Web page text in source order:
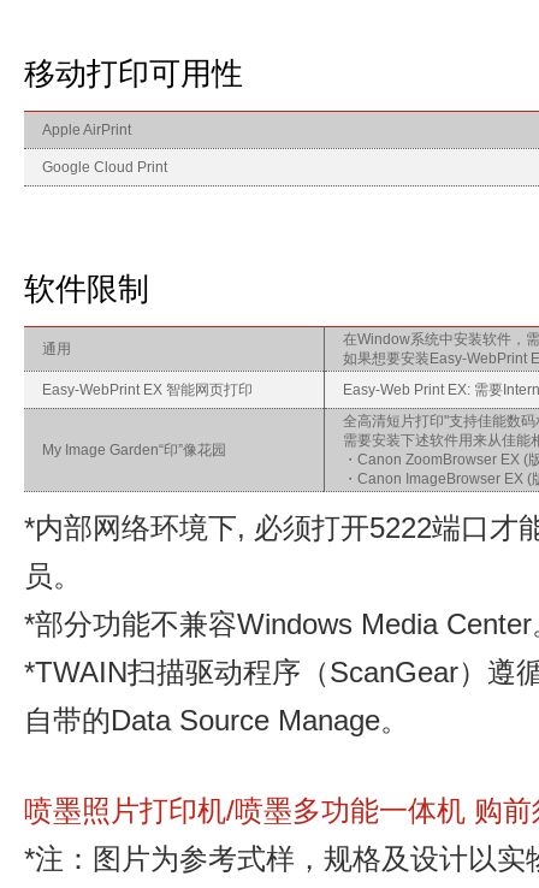
移动打印可用性
Apple AirPrint
Google Cloud Print
软件限制
通用
在Window系统中安装软件，
如果想要安装Easy-WebPrint
Easy-WebPrint EX 智能网页打印
Easy-Web Print EX: 需要
My Image Garden“印”像花园
全高清短片打印"支持佳能数
需要安装下述软件用来从佳能
・Canon ZoomBrowser EX (
・Canon ImageBrowser EX
*内部网络环境下, 必须打开5222端口才
员。
*部分功能不兼容Windows Media Center
*TWAIN扫描驱动程序（ScanGear）遵
自带的Data Source Manage。
喷墨照片打印机/喷墨多功能一体机 购
*注：图片为参考式样，规格及设计以